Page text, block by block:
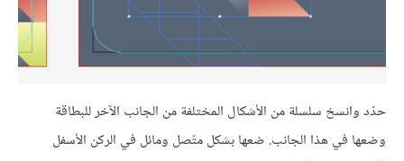
حدّد وانسخ سلسلة من الأشكال المختلفة من الجانب الآخر للبطاقة
وضعها في هذا الجانب. ضعها بشكل متّصل ومائل في الركن الأسفل